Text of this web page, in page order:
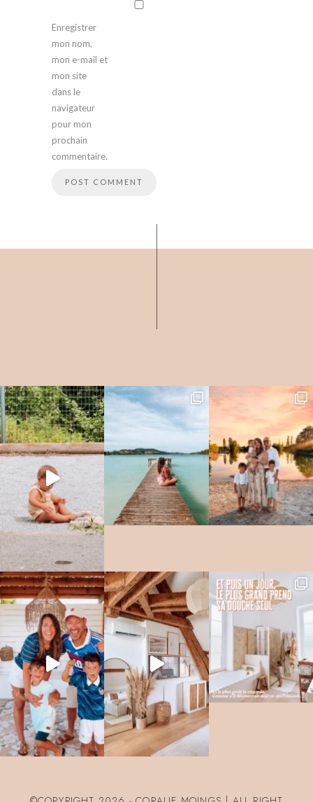
Enregistrer
mon nom,
mon e-mail et
mon site
dans le
navigateur
pour mon
prochain
commentaire.